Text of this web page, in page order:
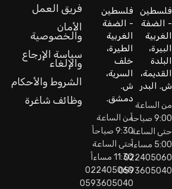
فلسطين
- الضفة
الغربية
البيرة،
البلدة
القديمة،
ش. البدر
من الساعة
9:00 صباحاً
حتى الساعة
5:00 مساءاً
022405060
0593605040
فلسطين
- الضفة
الغربية
الطيرة،
خلف
السرية،
ش.
دمشق.
من الساعة
9:30 صباحاً
حتى الساعة
11:30 مساءاً
022405060
0593605040
فريق العمل
الأمان
والخصوصية
سياسة الإرجاع
والإلغاء
الشروط والأحكام
وظائف شاغرة